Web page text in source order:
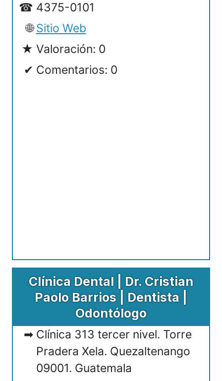
4375-0101
Sitio Web
Valoración: 0
Comentarios: 0
Clínica Dental | Dr. Cristian
Paolo Barrios | Dentista |
Odontólogo
Clínica 313 tercer nivel. Torre
Pradera Xela. Quezaltenango
09001. Guatemala